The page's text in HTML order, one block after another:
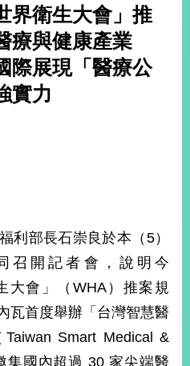
界衛生大會」推
療與健康產業
際展現「醫療公
實力
利部長石崇良於本（5）
召開記者會，說明今
大會」（WHA）推案規
瓦首度舉辦「台灣智慧醫
Smart Medical &
集國內超過 30 家尖端醫